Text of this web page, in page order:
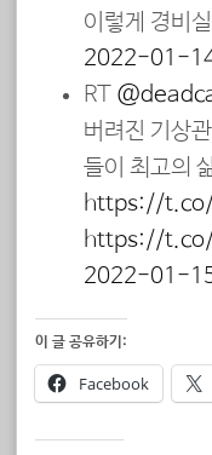
이렇게 경비
2022-01-
RT
버려진 기상
들이 최고의
https://t.co/
https://
2022-01-
이 글 공유하기:
Facebook